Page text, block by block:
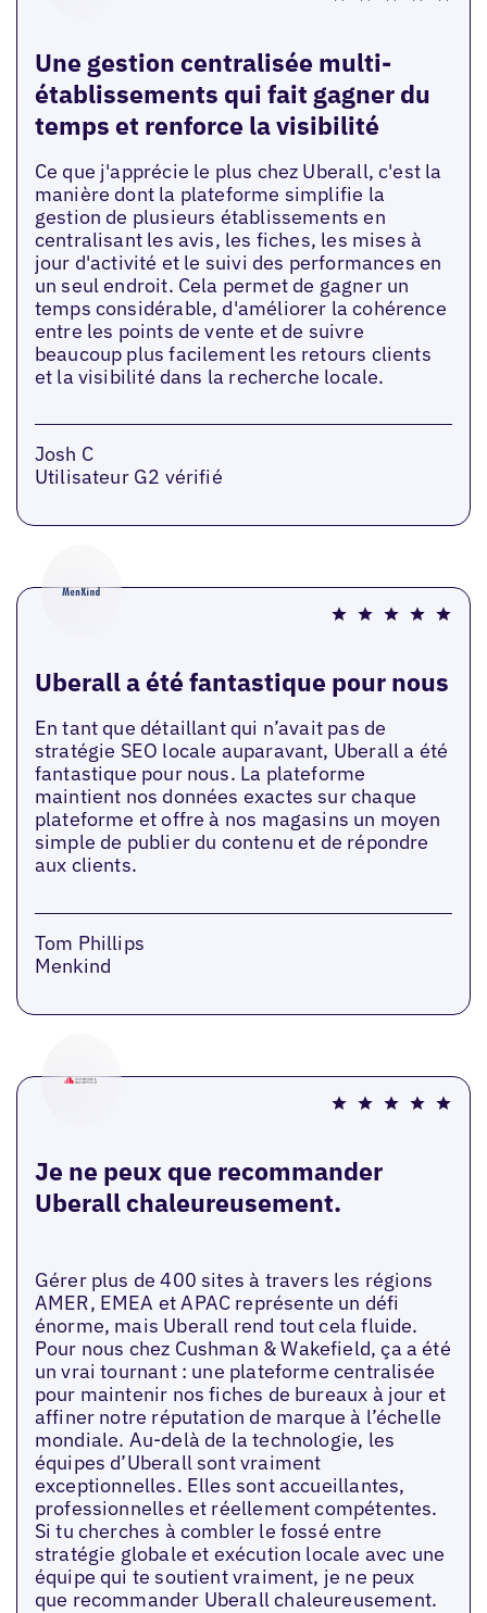
Une gestion centralisée multi-
établissements qui fait gagner du
temps et renforce la visibilité
Ce que j'apprécie le plus chez Uberall, c'est la
manière dont la plateforme simplifie la
gestion de plusieurs établissements en
centralisant les avis, les fiches, les mises à
jour d'activité et le suivi des performances en
un seul endroit. Cela permet de gagner un
temps considérable, d'améliorer la cohérence
entre les points de vente et de suivre
beaucoup plus facilement les retours clients
et la visibilité dans la recherche locale.
Josh C
Utilisateur G2 vérifié
Uberall a été fantastique pour nous
En tant que détaillant qui n’avait pas de
stratégie SEO locale auparavant, Uberall a été
fantastique pour nous. La plateforme
maintient nos données exactes sur chaque
plateforme et offre à nos magasins un moyen
simple de publier du contenu et de répondre
aux clients.
Tom Phillips
Menkind
Je ne peux que recommander
Uberall chaleureusement.
Gérer plus de 400 sites à travers les régions
AMER, EMEA et APAC représente un défi
énorme, mais Uberall rend tout cela fluide.
Pour nous chez Cushman & Wakefield, ça a été
un vrai tournant : une plateforme centralisée
pour maintenir nos fiches de bureaux à jour et
affiner notre réputation de marque à l’échelle
mondiale. Au-delà de la technologie, les
équipes d’Uberall sont vraiment
exceptionnelles. Elles sont accueillantes,
professionnelles et réellement compétentes.
Si tu cherches à combler le fossé entre
stratégie globale et exécution locale avec une
équipe qui te soutient vraiment, je ne peux
que recommander Uberall chaleureusement.